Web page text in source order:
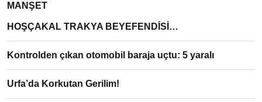
MANŞET
HOŞÇAKAL TRAKYA BEYEFENDİSİ…
Kontrolden çıkan otomobil baraja uçtu: 5 yaralı
Urfa’da Korkutan Gerilim!